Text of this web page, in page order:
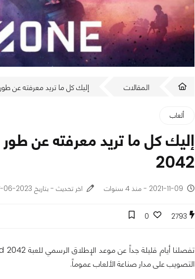
المقالات إليك كل ما تريد معرفته عن طور Hazard Zone من لعبة Battlefield 2042
ألعاب
2042
2021-11-09 - منذ 4 سنوات اخر تحديث - بتاريخ 2023-06-17
2793
0
التصويب على مدار صناعة الألعاب عموماً.